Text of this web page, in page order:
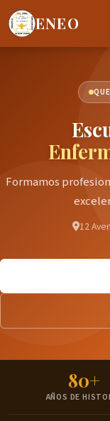
ENEO
Formamos
12
80+
AÑOS DE